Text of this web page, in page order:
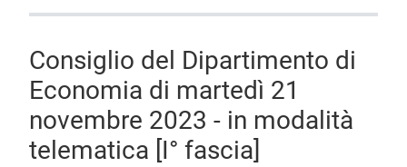
Consiglio del Dipartimento di
Economia di martedì 21
novembre 2023 - in modalità
telematica [I° fascia]